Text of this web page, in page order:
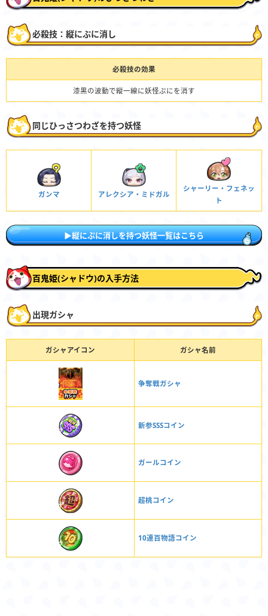
必殺技：縦にぷに消し
必殺技の効果
漆黒の波動で縦一線に妖怪ぷにを消す
同じひっさつわざを持つ妖怪
ガンマ アレクシア・ミドガル
シャーリー・フェネッ
ト
▶縦にぷに消しを持つ妖怪一覧はこちら
百鬼姫(シャドウ)の入手方法
出現ガシャ
ガシャアイコン ガシャ名前
争奪戦ガシャ
新参SSSコイン
ガールコイン
超桃コイン
10連百物語コイン